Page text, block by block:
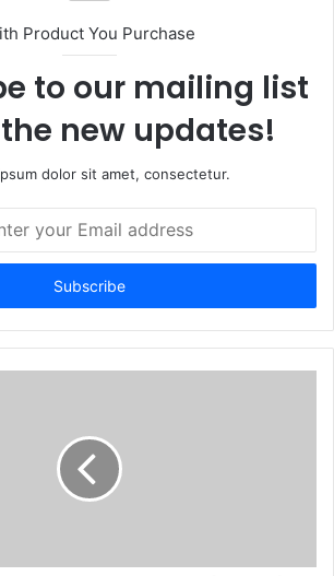
e
Product You Purchase
to our mailing list
new updates!
dolor sit amet, consectetur.